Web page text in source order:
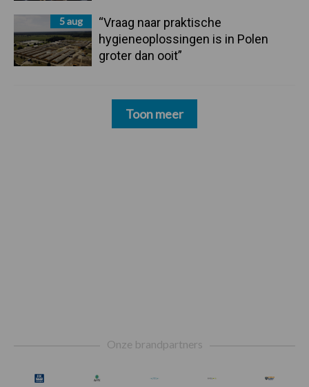
5 aug
“Vraag naar praktische
hygieneoplossingen is in Polen
groter dan ooit”
Toon meer
Onze brandpartners